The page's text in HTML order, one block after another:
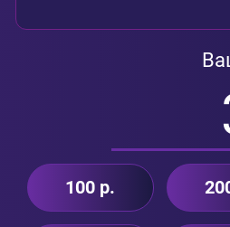
100 р.